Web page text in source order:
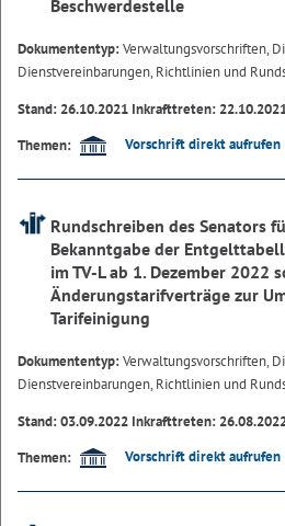
Beschwerdestelle
Dokumententyp:Verwaltungsvorschriften,
Dienstvereinbarungen, Richtlinien und
Stand: 26.10.2021 Inkrafttreten:
Themen:
Vorschrift direkt aufrufen
Rundschreiben des Senators
Bekanntgabe der
im TV-L ab 1. Dezember 2022
Änderungstarifverträge zur
Tarifeinigung
Dokumententyp:Verwaltungsvorschriften,
Dienstvereinbarungen, Richtlinien und
Stand: 03.09.2022 Inkrafttreten:
Themen:
Vorschrift direkt aufrufen